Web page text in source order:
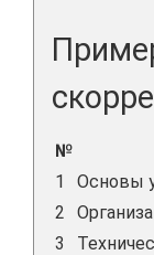
№
1
Основы
2
3